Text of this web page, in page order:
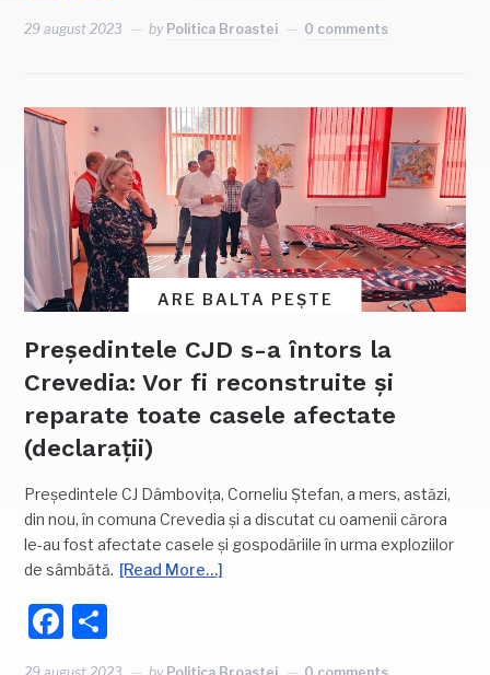
29 august 2023 by Politica Broastei 0 comments
ARE BALTA PEȘTE
Președintele CJD s-a întors la
Crevedia: Vor fi reconstruite și
reparate toate casele afectate
(declarații)
Președintele CJ Dâmbovița, Corneliu Ștefan, a mers, astăzi,
din nou, în comuna Crevedia și a discutat cu oamenii cărora
le-au fost afectate casele și gospodăriile în urma exploziilor
de sâmbătă. [Read More…]
Facebook